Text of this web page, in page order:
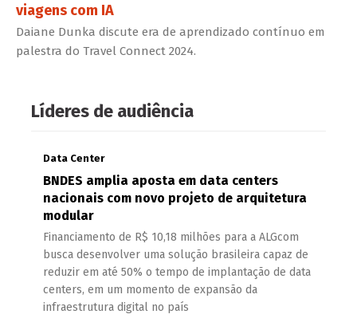
viagens com IA
Daiane Dunka discute era de aprendizado contínuo em
palestra do Travel Connect 2024.
Líderes de audiência
Data Center
BNDES amplia aposta em data centers
nacionais com novo projeto de arquitetura
modular
Financiamento de R$ 10,18 milhões para a ALGcom
busca desenvolver uma solução brasileira capaz de
reduzir em até 50% o tempo de implantação de data
centers, em um momento de expansão da
infraestrutura digital no país